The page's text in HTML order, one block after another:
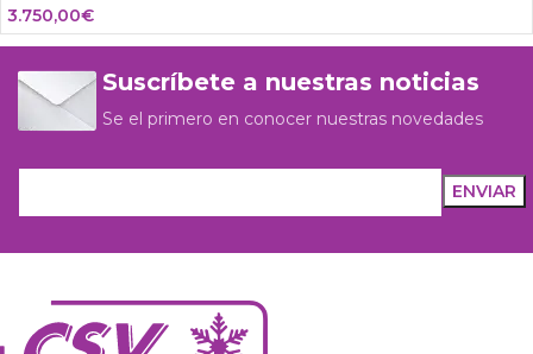
3.750,00€
Suscríbete a nuestras noticias
Se el primero en conocer nuestras novedades